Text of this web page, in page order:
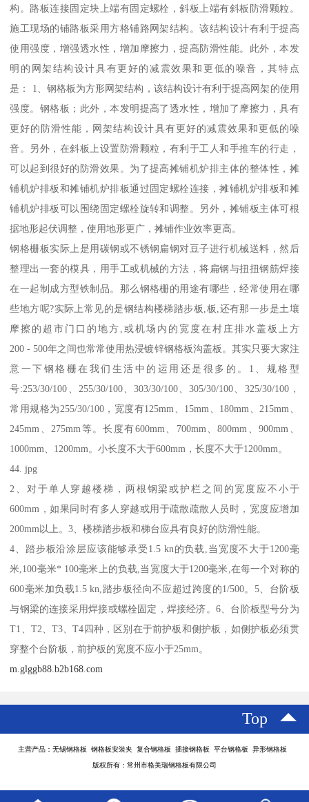
构。路板连接固定块上端有固定螺栓，斜板上端有斜板防滑颗粒。
施工现场的铺路板采用方格铺路网架结构。该结构设计有利于提高
使用强度，增强透水性，增加摩擦力，提高防滑性能。此外，本发
明的网架结构设计具有更好的减震效果和更低的噪音，其特点
是： 1、钢格板为方形网架结构，该结构设计有利于提高网架的使用
强度。钢格板；此外，本发明提高了透水性，增加了摩擦力，具有
更好的防滑性能，网架结构设计具有更好的减震效果和更低的噪
音。另外，在斜板上设置防滑颗粒，有利于工人和手推车的行走，
可以起到很好的防滑效果。为了提高摊铺机炉排主体的整体性，摊
铺机炉排板和摊铺机炉排板通过固定螺栓连接，摊铺机炉排板和摊
铺机炉排板可以围绕固定螺栓旋转和调整。另外，摊铺板主体可根
据地形起伏调整，使用地形更广，摊铺作业效率更高。
钢格栅板实际上是用碳钢或不锈钢扁钢对豆子进行机械送料，然后
整理出一套的模具，用手工或机械的方法，将扁钢与扭扭钢筋焊接
在一起制成方型铁制品。那么钢格栅的用途有哪些，经常使用在哪
些地方呢?实际上常见的是钢结构楼梯踏步板,板,还有那一步是土壤
摩擦的超市门口的地方,或机场内的宽度在村庄排水盖板上方
200 - 500年之间也常常使用热浸镀锌钢格板沟盖板。其实只要大家注
意一下钢格栅在我们生活中的运用还是很多的。1、规格型
号:253/30/100、255/30/100、303/30/100、305/30/100、325/30/100，
常用规格为255/30/100，宽度有125mm、15mm、180mm、215mm、
245mm、275mm等。长度有600mm、700mm、800mm、900mm、
1000mm、1200mm。小长度不大于600mm，长度不大于1200mm。
44. jpg
2、对于单人穿越楼梯，两根钢梁或护栏之间的宽度应不小于
600mm，如果同时有多人穿越或用于疏散疏散人员时，宽度应增加
200mm以上。3、楼梯踏步板和梯台应具有良好的防滑性能。
4、踏步板沿涂层应该能够承受1.5 kn的负载,当宽度不大于1200毫
米,100毫米* 100毫米上的负载,当宽度大于1200毫米,在每一个对称的
600毫米加负载1.5 kn,踏步板径向不应超过跨度的1/500。5、台阶板
与钢梁的连接采用焊接或螺栓固定，焊接经济。6、台阶板型号分为
T1、T2、T3、T4四种，区别在于前护板和侧护板，如侧护板必须贯
穿整个台阶板，前护板的宽度不应小于25mm。
m.glggb88.b2b168.com
Top
主营产品：无锡钢格板 钢格板安装夹 复合钢格板 插接钢格板 平台钢格板 异形钢格板
版权所有：常州市格美瑞钢格板有限公司